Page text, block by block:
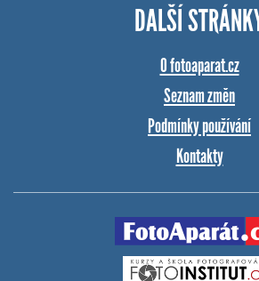
DALŠÍ
O fotoaparat.cz
Seznam změn
Podmínky používání
Kontakty